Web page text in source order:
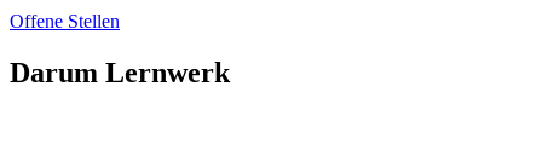
Offene Stellen
Darum Lernwerk